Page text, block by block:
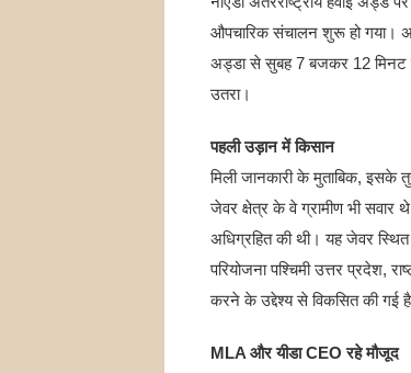
औपचारिक संचालन शुरू हो गया।
अड्डा से सुबह 7 बजकर 12 मिनट
उतरा।
पहली उड़ान में किसान
मिली जानकारी के मुताबिक, इसके
जेवर क्षेत्र के वे ग्रामीण भी
अधिग्रहित की थी। यह जेवर
परियोजना पश्चिमी उत्तर प्रदेश,
करने के उद्देश्य से विकसित की गई
MLA और यीडा CEO रहे मौजूद